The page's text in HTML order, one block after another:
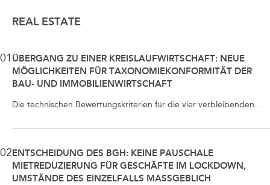
REAL ESTATE
01 ÜBERGANG ZU EINER KREISLAUFWIRTSCHAFT: NEUE
MÖGLICHKEITEN FÜR TAXONOMIEKONFORMITÄT DER
BAU- UND IMMOBILIENWIRTSCHAFT
Die technischen Bewertungskriterien für die vier verbleibenden...
02 ENTSCHEIDUNG DES BGH: KEINE PAUSCHALE
MIETREDUZIERUNG FÜR GESCHÄFTE IM LOCKDOWN,
UMSTÄNDE DES EINZELFALLS MASSGEBLICH